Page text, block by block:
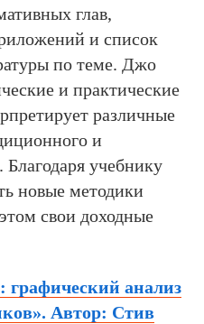
глав,
и список
по теме. Джо
и практические
различные
и
Благодаря учебнику
новые методики
свои доходные
графический анализ
Автор: Стив